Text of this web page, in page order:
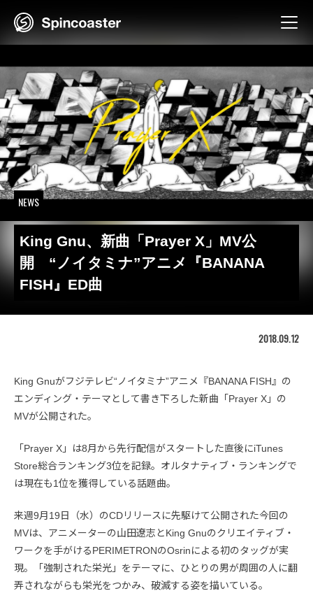
NEWS
King Gnu、新曲「Prayer X」MV公
開 “ノイタミナ”アニメ『BANANA
FISH』ED曲
2018.09.12
King Gnuがフジテレビ“ノイタミナ”アニメ『BANANA FISH』の
エンディング・テーマとして書き下ろした新曲「Prayer X」の
MVが公開された。
「Prayer X」は8月から先行配信がスタートした直後にiTunes
Store総合ランキング3位を記録。オルタナティブ・ランキングで
は現在も1位を獲得している話題曲。
来週9月19日（水）のCDリリースに先駆けて公開された今回の
MVは、アニメーターの山田遼志とKing Gnuのクリエイティブ・
ワークを手がけるPERIMETRONのOsrinによる初のタッグが実
現。「強制された栄光」をテーマに、ひとりの男が周囲の人に翻
弄されながらも栄光をつかみ、破滅する姿を描いている。